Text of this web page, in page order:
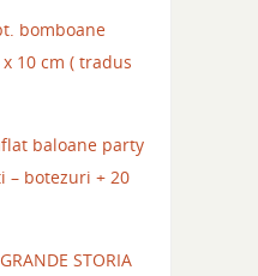
bomboane
10 cm ( tradus
baloane party
– botezuri + 20
STORIA